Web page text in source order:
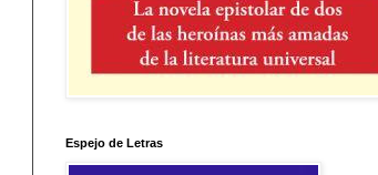
Espejo de Letras